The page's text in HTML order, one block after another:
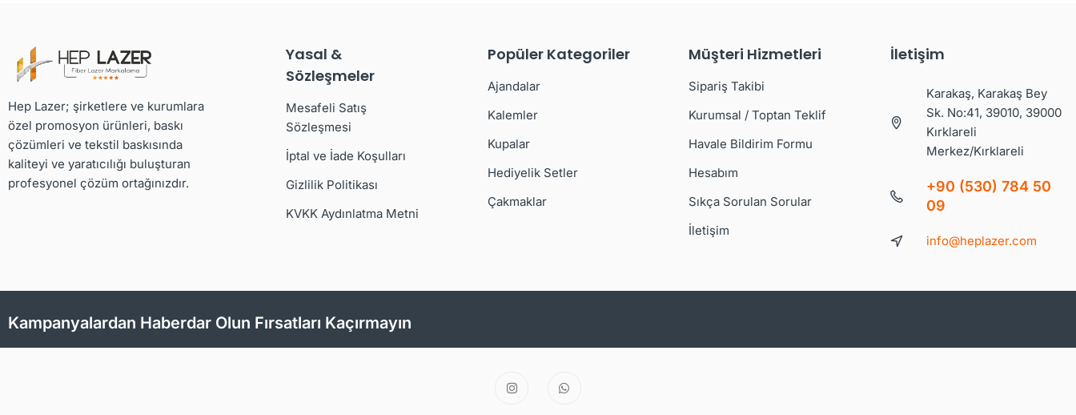
Hep Lazer; şirketlere ve kurumlara
özel promosyon ürünleri, baskı
çözümleri ve tekstil baskısında
kaliteyi ve yaratıcılığı buluşturan
profesyonel çözüm ortağınızdır.
Yasal &
Sözleşmeler
Mesafeli Satış
Sözleşmesi
İptal ve İade Koşulları
Gizlilik Politikası
KVKK Aydınlatma Metni
Popüler Kategoriler
Ajandalar
Kalemler
Kupalar
Hediyelik Setler
Çakmaklar
Müşteri Hizmetleri
Sipariş Takibi
Kurumsal / Toptan Teklif
Havale Bildirim Formu
Hesabım
Sıkça Sorulan Sorular
İletişim
İletişim
Karakaş, Karakaş Bey
Sk. No:41, 39010, 39000
Kırklareli
Merkez/Kırklareli
+90 (530) 784 50
09
info@heplazer.com
Kampanyalardan Haberdar Olun Fırsatları Kaçırmayın